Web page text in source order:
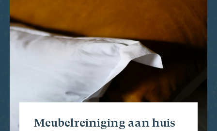
Meubelreiniging aan huis